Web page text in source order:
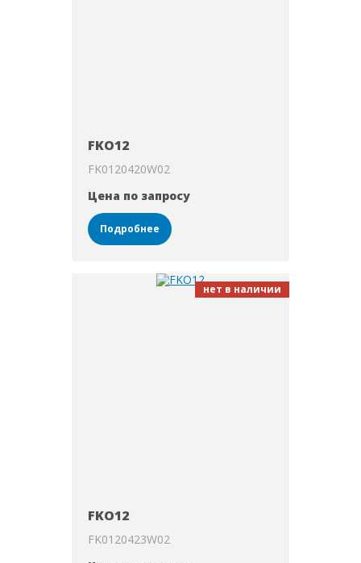
FKO12
FK0120420W02
Цена по запросу
Подробнее
нет в наличии
FKO12
FK0120423W02